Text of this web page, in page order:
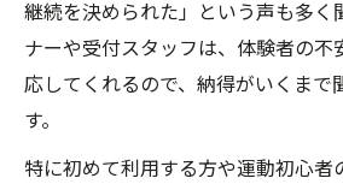
継続を決められた」という声も多く
ナーや受付スタッフは、体験者の不
応してくれるので、納得がいくまで
す。
特に初めて利用する方や運動初心者